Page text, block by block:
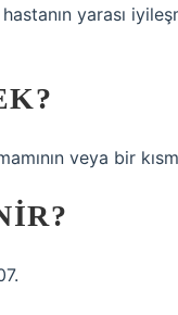
yarası
veya bir